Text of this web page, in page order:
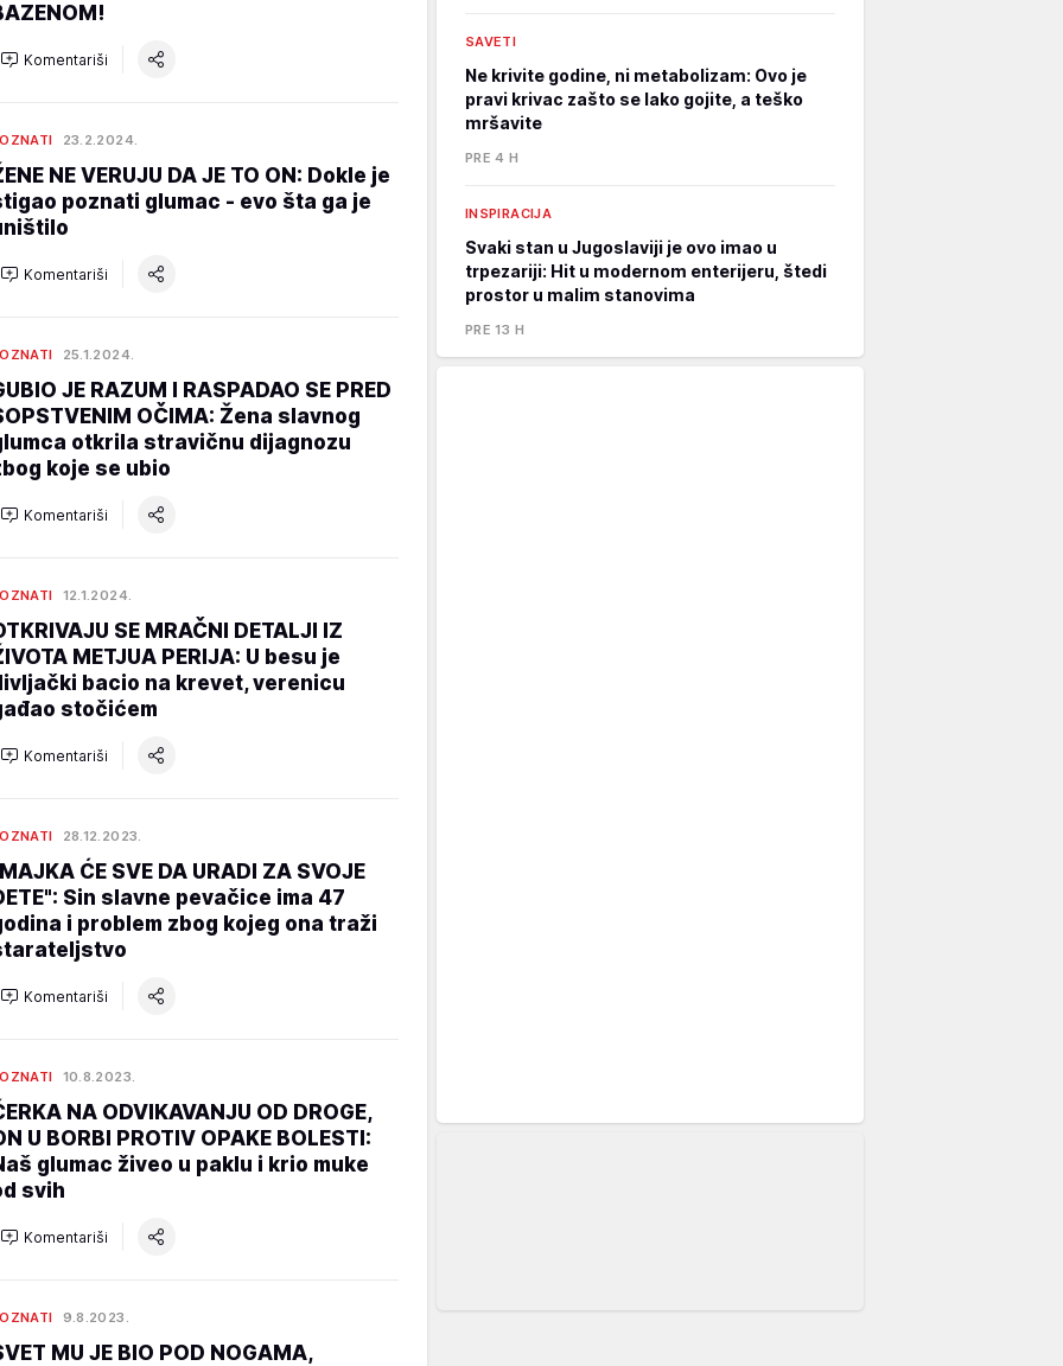
Komentariši
23.2.2024.
NE VERUJU DA JE TO ON: Dokle je
poznati glumac - evo šta ga je
Komentariši
25.1.2024.
JE RAZUM I RASPADAO SE PRED
OČIMA: Žena slavnog
otkrila stravičnu dijagnozu
koje se ubio
Komentariši
12.1.2024.
SE MRAČNI DETALJI IZ
METJUA PERIJA: U besu je
bacio na krevet, verenicu
stočićem
Komentariši
28.12.2023.
ĆE SVE DA URADI ZA SVOJE
Sin slavne pevačice ima 47
i problem zbog kojeg ona traži
Komentariši
10.8.2023.
NA ODVIKAVANJU OD DROGE,
U BORBI PROTIV OPAKE BOLESTI:
glumac živeo u paklu i krio muke
svih
Komentariši
9.8.2023.
MU JE BIO POD NOGAMA,
SAVETI
Ne krivite godine, ni metabolizam: Ovo je
pravi krivac zašto se lako gojite, a teško
mršavite
PRE 4 H
INSPIRACIJA
Svaki stan u Jugoslaviji je ovo imao u
trpezariji: Hit u modernom enterijeru, štedi
prostor u malim stanovima
PRE 13 H